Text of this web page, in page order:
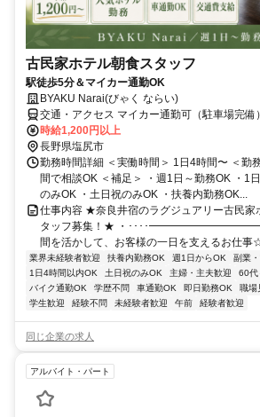
古民家ホテル朝食スタッフ
駅徒歩5分＆マイカー通勤OK
BYAKU Narai(びゃく ならい)
交通・アクセス マイカー通勤可（駐車場完備
井駅」より徒歩5分
時給1,200円以上
長野県塩尻市
勤務時間詳細 ＜実働時間＞ 1日4時間〜 ＜勤
間で相談OK ＜補足＞ ・週1日～勤務OK ・1
のみOK ・土日祝のみOK ・扶養内勤務OK...
仕事内容 ★奈良井宿のラグジュアリー古民家
タッフ募集！★ ・････
間を活かして、お客様の一日を支えるお
業界未経験者歓迎 扶養内勤務OK 週1日からOK
副業
1日4時間以内OK
土日祝のみOK 主婦・主夫歓迎 60代
バイク通勤OK
学歴不問 車通勤OK 即日勤務OK 職場
学生歓迎
経験不問 未経験者歓迎 午前 経験者歓迎
同じ企業の求人
アルバイト・パート